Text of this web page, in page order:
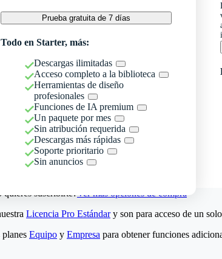
Prueba gratuita de 7 días
Todo en Starter, más:
Descargas ilimitadas
Acceso completo a la biblioteca
Herramientas de diseño
profesionales
Funciones de IA premium
Un paquete por mes
Sin atribución requerida
Descargas más rápidas
Soporte prioritario
Sin anuncios
quieres suscribirte?Ver más opciones de compra
Licencia Pro Estándary son para acceso de un
Equipo y Empresa para obtener funciones